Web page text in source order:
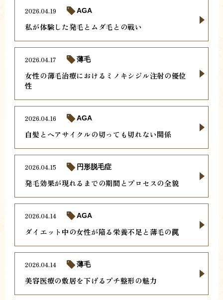
私が体験した発毛とムダ毛との戦い
2026.04.19 AGA
女性の薄毛治療におけるミノキシジル注射の優位
性
2026.04.17 薄毛
白髪とヘアサイクルの切っても切れない関係
2026.04.16 AGA
発毛効果が現れるまでの期間とプロセスの全貌
2026.04.15 円形脱毛症
ダイエット中の女性が陥る栄養不足と薄毛の罠
2026.04.14 AGA
美容医療の敷居を下げるプチ整形の魅力
2026.04.14 薄毛